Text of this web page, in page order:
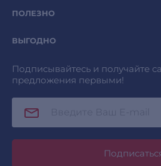
ПОЛЕЗНО
ВЫГОДНО
Подписывайтесь и получайте
предложения первыми!